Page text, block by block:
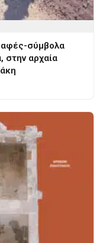
σύμβολα
στην αρχαία